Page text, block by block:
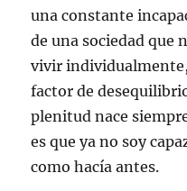
una constante
de una sociedad que
vivir
factor de
plenitud nace
es que ya no soy
como hacía antes.